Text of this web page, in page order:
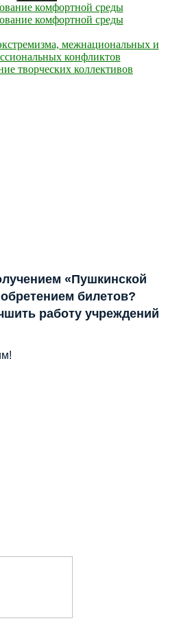
«Пушкинской
билетов?
работу учреждений